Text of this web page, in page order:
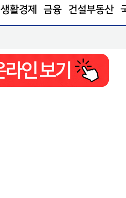
생활경제 금융 건설부동산